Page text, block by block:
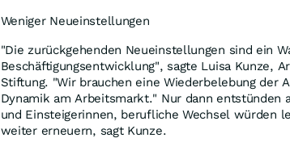
Weniger Neueinstellungen
"Die zurückgehenden Neueinstellungen sind ein
Beschäftigungsentwicklung", sagte Luisa Kunze,
Stiftung. "Wir brauchen eine Wiederbelebung der
Dynamik am Arbeitsmarkt." Nur dann entstünden
und Einsteigerinnen, berufliche Wechsel würden
weiter erneuern, sagt Kunze.